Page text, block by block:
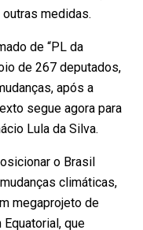
medidas.
de “PL da
de 267 deputados,
após a
segue agora para
Lula da Silva.
o Brasil
climáticas,
megaprojeto de
que